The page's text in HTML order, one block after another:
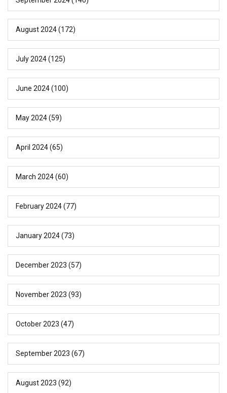
August 2024(172)
July 2024(125)
June 2024(100)
May 2024(59)
April 2024(65)
March 2024(60)
February 2024(77)
January 2024(73)
December 2023 (57)
November 2023 (93)
October 2023 (47)
September 2023 (67)
August 2023 (92)